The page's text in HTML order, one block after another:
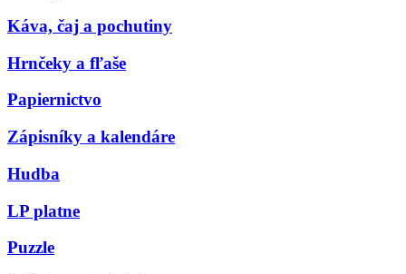
Káva, čaj a pochutiny
Hrnčeky a fľaše
Papiernictvo
Zápisníky a kalendáre
Hudba
LP platne
Puzzle